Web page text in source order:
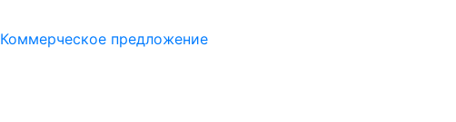
Коммерческое предложение